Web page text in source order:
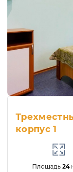
корпус 1
Площадь24